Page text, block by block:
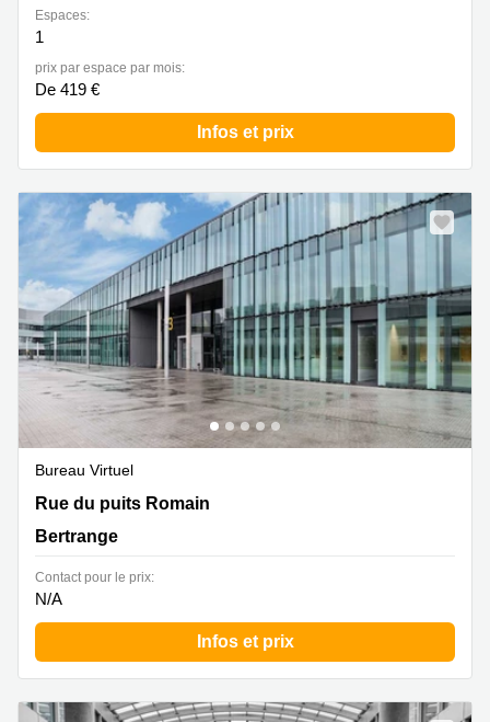
Centres
d’affaires
Centres
Alzette
d’affaires
Sandweiler
Espaces:
1
prix par espace par mois:
De 419 €
Infos et prix
Bureau Virtuel
33-39 rue du Puits Romain, Bertrange
Rue du puits Romain
Bertrange
Contact pour le prix:
N/A
Infos et prix